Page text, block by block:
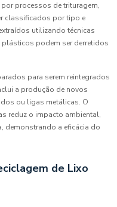
processos de trituragem,
classificados por tipo e
utilizando técnicas
podem ser derretidos
para serem reintegrados
a produção de novos
ou ligas metálicas. O
reduz o impacto ambiental,
demonstrando a eficácia do
de Lixo